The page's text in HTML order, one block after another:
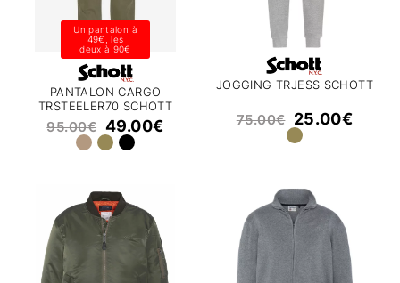
Un pantalon à
49€, les
deux à 90€
PANTALON CARGO
TRSTEELER70 SCHOTT
95.00€ 49.00€
JOGGING TRJESS SCHOTT
75.00€ 25.00€